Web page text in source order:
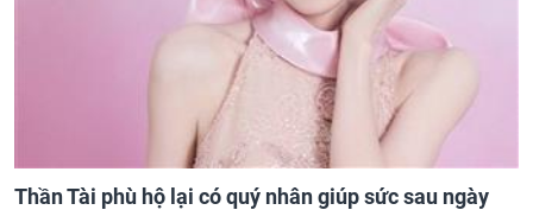
Thần Tài phù hộ lại có quý nhân giúp sức sau ngày